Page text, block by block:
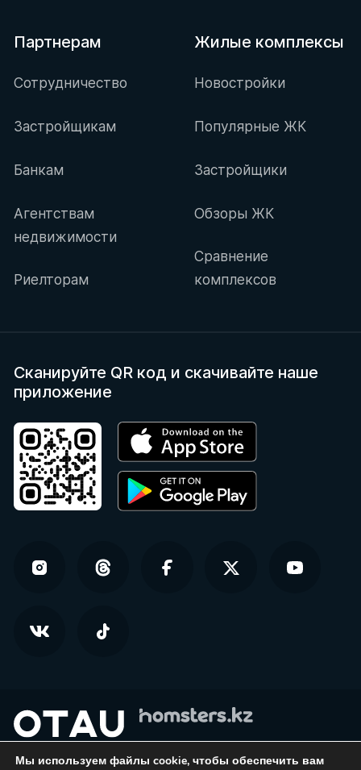
Партнерам
Сотрудничество
Застройщикам
Банкам
Агентствам
недвижимости
Риелторам
Жилые комплексы
Новостройки
Популярные ЖК
Застройщики
Обзоры ЖК
Сравнение
комплексов
Сканируйте QR код и скачивайте наше
приложение
Мы используем файлы cookie, чтобы обеспечить вам